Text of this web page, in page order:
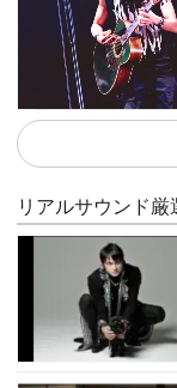
リアルサウンド厳